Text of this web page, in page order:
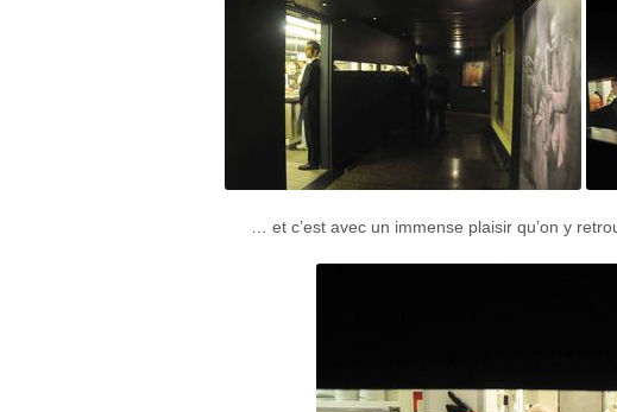
… et c’est avec un immense plaisir qu’on y